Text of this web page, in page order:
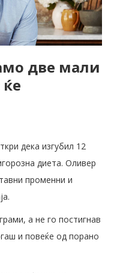
две мали
дека изгубил 12
диета. Оливер
променни и
а не го постигнав
и повеќе од порано